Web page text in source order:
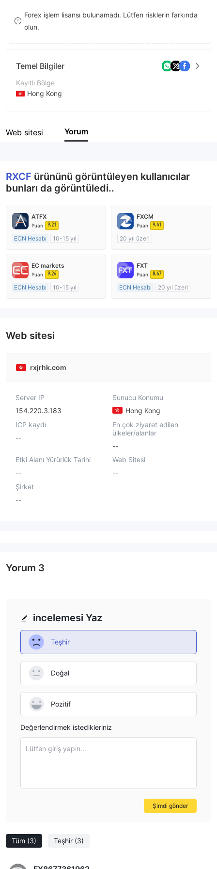
8
9
Forex işlem lisansı bulunamadı. Lütfen risklerin farkında
olun.
Temel Bilgiler
Kayıtlı Bölge
Hong Kong
Şirket Adı
Web sitesi Yorum
RXCF ürününü görüntüleyen kullanıcılar
bunları da görüntüledi..
ATFX
Puan 9.21
ECN Hesabı
10-15 yıl
Pazar Yapıcılık (MM)
MT4 Tam Lisans
FXCM
Puan 9.41
20 yıl üzeri
Pazar Yapıcılık (MM)
MT4 Tam Lisans
EC markets
Puan 9.24
ECN Hesabı
10-15 yıl
FXT
Puan 8.67
ECN Hesabı
20 yıl üzeri
Web sitesi
rxjrhk.com
Server IP
154.220.3.183
Sunucu Konumu
Hong Kong
ICP kaydı
--
En çok ziyaret edilen
ülkeler/alanlar
--
Etki Alanı Yürürlük Tarihi
--
Web Sitesi
--
Şirket
--
Tüm (3) Teşhir (3)
incelemesi Yaz
Teşhir
Doğal
Pozitif
Değerlendirmek istedikleriniz
Lütfen giriş yapın...
Şimdi gönder
Yorum 3